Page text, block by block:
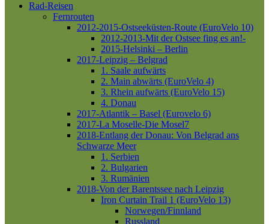
Rad-Reisen
Fernrouten
2012-2015-Ostseeküsten-Route (EuroVelo 10)
2012-2013-Mit der Ostsee fing es an!-
2015-Helsinki – Berlin
2017-Leipzig – Belgrad
1. Saale aufwärts
2. Main abwärts (EuroVelo 4)
3. Rhein aufwärts (EuroVelo 15)
4. Donau
2017-Atlantik – Basel (Eurovelo 6)
2017-La Moselle-Die Mosel7
2018-Entlang der Donau: Von Belgrad ans
Schwarze Meer
1. Serbien
2. Bulgarien
3. Rumänien
2018-Von der Barentssee nach Leipzig
Iron Curtain Trail 1 (EuroVelo 13)
Norwegen/Finnland
Russland